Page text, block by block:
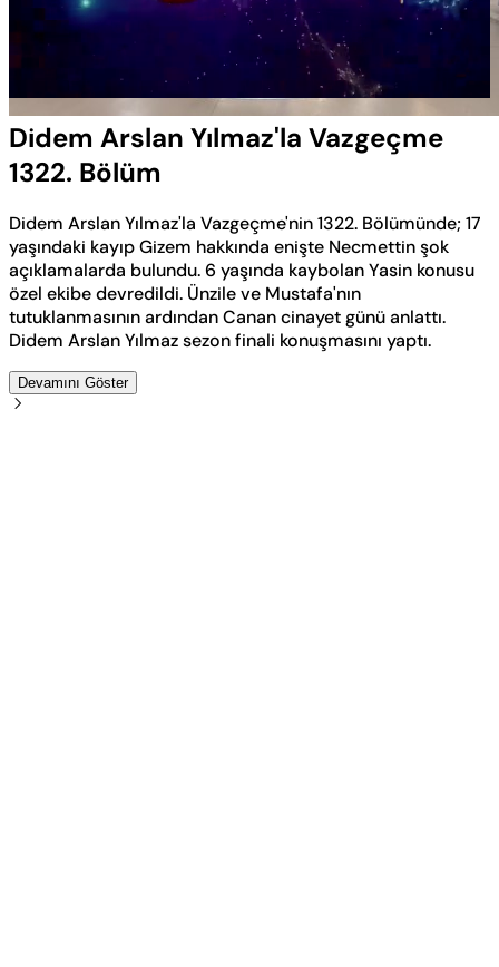
Aç
Hızı
Didem Arslan Yılmaz'la Vazgeçme
1322. Bölüm
Didem Arslan Yılmaz'la Vazgeçme'nin 1322. Bölümünde; 17
yaşındaki kayıp Gizem hakkında enişte Necmettin şok
açıklamalarda bulundu. 6 yaşında kaybolan Yasin konusu
özel ekibe devredildi. Ünzile ve Mustafa'nın
tutuklanmasının ardından Canan cinayet günü anlattı.
Didem Arslan Yılmaz sezon finali konuşmasını yaptı.
Devamını Göster